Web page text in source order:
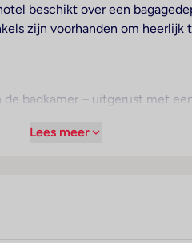
beschikt over een
zijn voorhanden om
badkamer – uitgerust met
Lees meer